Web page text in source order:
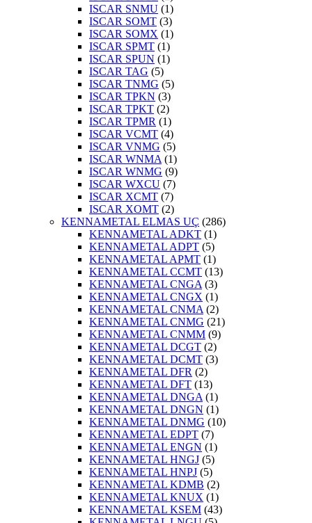
ISCAR SNMU (1)
ISCAR SOMT (3)
ISCAR SOMX (1)
ISCAR SPMT (1)
ISCAR SPUN (1)
ISCAR TAG (5)
ISCAR TNMG (5)
ISCAR TPKN (3)
ISCAR TPKT (2)
ISCAR TPMR (1)
ISCAR VCMT (4)
ISCAR VNMG (5)
ISCAR WNMA (1)
ISCAR WNMG (9)
ISCAR WXCU (7)
ISCAR XCMT (7)
ISCAR XOMT (2)
KENNAMETAL ELMAS UÇ (286)
KENNAMETAL ADKT (1)
KENNAMETAL ADPT (5)
KENNAMETAL APMT (1)
KENNAMETAL CCMT (13)
KENNAMETAL CNGA (3)
KENNAMETAL CNGX (1)
KENNAMETAL CNMA (2)
KENNAMETAL CNMG (21)
KENNAMETAL CNMM (9)
KENNAMETAL DCGT (2)
KENNAMETAL DCMT (3)
KENNAMETAL DFR (2)
KENNAMETAL DFT (13)
KENNAMETAL DNGA (1)
KENNAMETAL DNGN (1)
KENNAMETAL DNMG (10)
KENNAMETAL EDPT (7)
KENNAMETAL ENGN (1)
KENNAMETAL HNGJ (5)
KENNAMETAL HNPJ (5)
KENNAMETAL KDMB (2)
KENNAMETAL KNUX (1)
KENNAMETAL KSEM (43)